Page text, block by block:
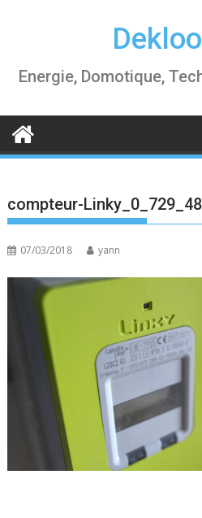
Energie, Domotique,
compteur-
07/03/2018 yann